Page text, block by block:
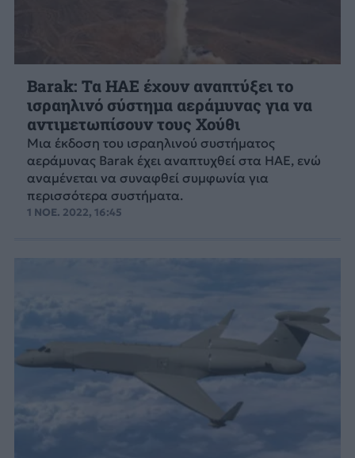
Barak: Τα ΗΑΕ έχουν αναπτύξει το
ισραηλινό σύστημα αεράμυνας για να
αντιμετωπίσουν τους Χούθι
Μια έκδοση του ισραηλινού συστήματος
αεράμυνας Barak έχει αναπτυχθεί στα ΗΑΕ, ενώ
αναμένεται να συναφθεί συμφωνία για
περισσότερα συστήματα.
1 ΝΟΕ. 2022, 16:45